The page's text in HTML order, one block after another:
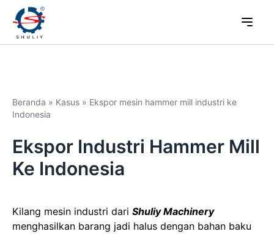
Beranda » Kasus » Ekspor mesin hammer mill industri ke
Indonesia
Ekspor Industri Hammer Mill
Ke Indonesia
Kilang mesin industri dari Shuliy Machinery
menghasilkan barang jadi halus dengan bahan baku